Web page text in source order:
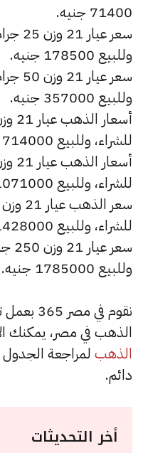
71400 جنيه.
وللبيع 178500 جنيه.
وللبيع 357000 جنيه.
للشراء، وللبيع 714000 جنيه.
للشراء، وللبيع 1071000 جنيه.
للشراء، وللبيع 1428000 جنيه.
وللبيع 1785000 جنيه.
نقوم في
الذهب في مصر، يمكنك
الذهب لمراجعة
دائم.
أخر التحديثات